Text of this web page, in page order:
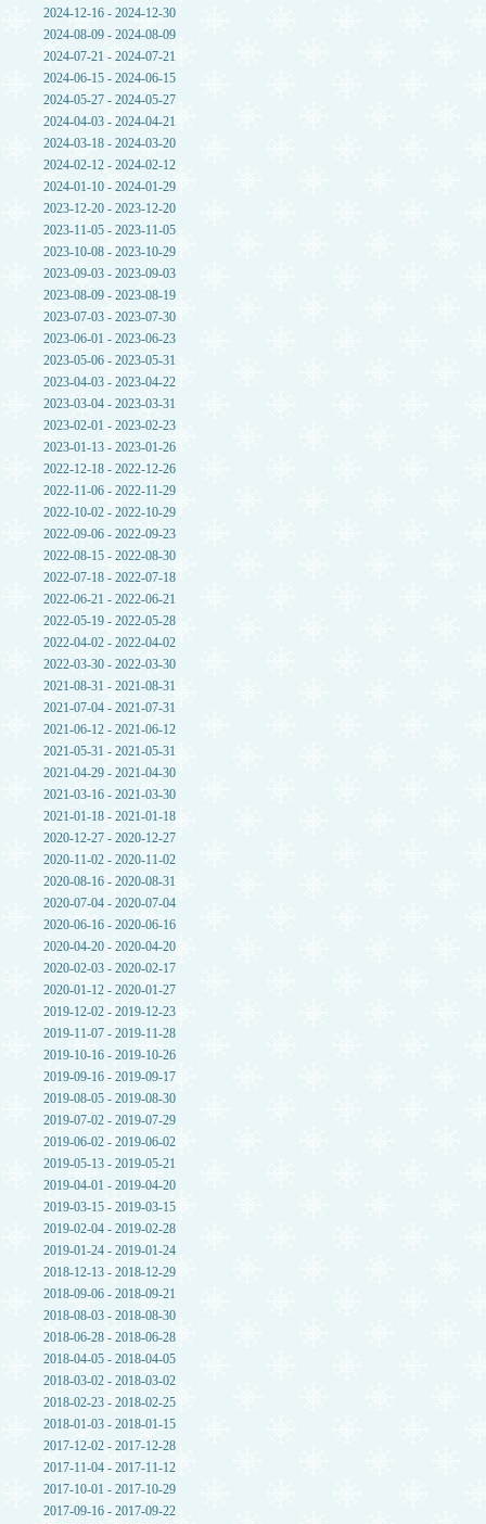
2024-12-16 - 2024-12-30
2024-08-09 - 2024-08-09
2024-07-21 - 2024-07-21
2024-06-15 - 2024-06-15
2024-05-27 - 2024-05-27
2024-04-03 - 2024-04-21
2024-03-18 - 2024-03-20
2024-02-12 - 2024-02-12
2024-01-10 - 2024-01-29
2023-12-20 - 2023-12-20
2023-11-05 - 2023-11-05
2023-10-08 - 2023-10-29
2023-09-03 - 2023-09-03
2023-08-09 - 2023-08-19
2023-07-03 - 2023-07-30
2023-06-01 - 2023-06-23
2023-05-06 - 2023-05-31
2023-04-03 - 2023-04-22
2023-03-04 - 2023-03-31
2023-02-01 - 2023-02-23
2023-01-13 - 2023-01-26
2022-12-18 - 2022-12-26
2022-11-06 - 2022-11-29
2022-10-02 - 2022-10-29
2022-09-06 - 2022-09-23
2022-08-15 - 2022-08-30
2022-07-18 - 2022-07-18
2022-06-21 - 2022-06-21
2022-05-19 - 2022-05-28
2022-04-02 - 2022-04-02
2022-03-30 - 2022-03-30
2021-08-31 - 2021-08-31
2021-07-04 - 2021-07-31
2021-06-12 - 2021-06-12
2021-05-31 - 2021-05-31
2021-04-29 - 2021-04-30
2021-03-16 - 2021-03-30
2021-01-18 - 2021-01-18
2020-12-27 - 2020-12-27
2020-11-02 - 2020-11-02
2020-08-16 - 2020-08-31
2020-07-04 - 2020-07-04
2020-06-16 - 2020-06-16
2020-04-20 - 2020-04-20
2020-02-03 - 2020-02-17
2020-01-12 - 2020-01-27
2019-12-02 - 2019-12-23
2019-11-07 - 2019-11-28
2019-10-16 - 2019-10-26
2019-09-16 - 2019-09-17
2019-08-05 - 2019-08-30
2019-07-02 - 2019-07-29
2019-06-02 - 2019-06-02
2019-05-13 - 2019-05-21
2019-04-01 - 2019-04-20
2019-03-15 - 2019-03-15
2019-02-04 - 2019-02-28
2019-01-24 - 2019-01-24
2018-12-13 - 2018-12-29
2018-09-06 - 2018-09-21
2018-08-03 - 2018-08-30
2018-06-28 - 2018-06-28
2018-04-05 - 2018-04-05
2018-03-02 - 2018-03-02
2018-02-23 - 2018-02-25
2018-01-03 - 2018-01-15
2017-12-02 - 2017-12-28
2017-11-04 - 2017-11-12
2017-10-01 - 2017-10-29
2017-09-16 - 2017-09-22